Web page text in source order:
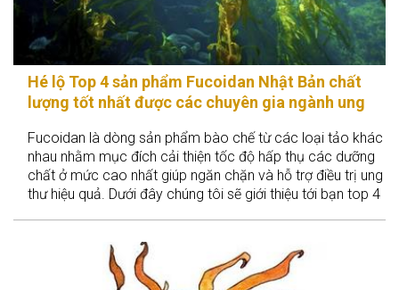
Hé lộ Top 4 sản phẩm Fucoidan Nhật Bản chất
lượng tốt nhất được các chuyên gia ngành ung
Fucoidan là dòng sản phẩm bào chế từ các loại tảo khác
nhau nhằm mục đích cải thiện tốc độ hấp thụ các dưỡng
chất ở mức cao nhất giúp ngăn chặn và hỗ trợ điều trị ung
thư hiệu quả. Dưới đây chúng tôi sẽ giới thiệu tới bạn top 4